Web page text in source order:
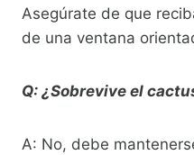
Asegúrate de que
de una ventana
Q: ¿Sobrevive el
A: No, debe